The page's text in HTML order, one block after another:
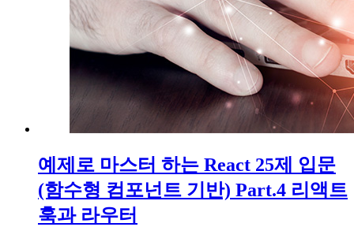
예제로 마스터 하는 React 25제 입문
(함수형 컴포넌트 기반) Part.4 리액트
훅과 라우터